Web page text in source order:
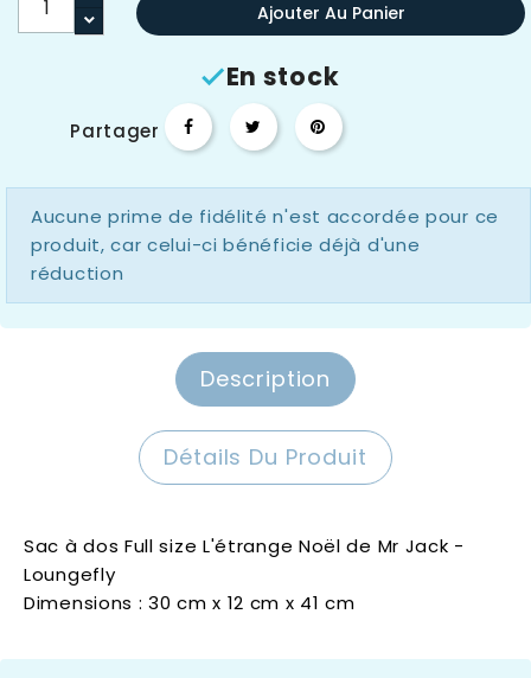
Ajouter Au Panier
En stock
Partager
Aucune prime de fidélité n'est accordée pour ce
produit, car celui-ci bénéficie déjà d'une
réduction
Description
Détails Du Produit
Sac à dos Full size L'étrange Noël de Mr Jack -
Loungefly
Dimensions : 30 cm x 12 cm x 41 cm